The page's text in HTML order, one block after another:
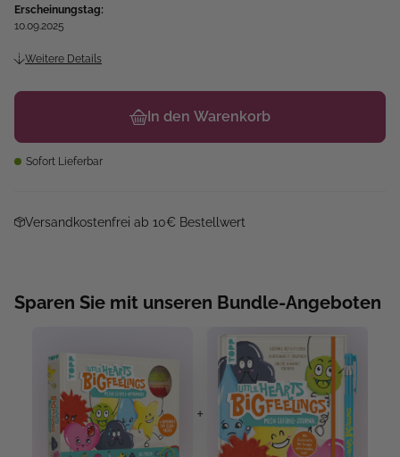
Erscheinungstag:
10.09.2025
Weitere Details
In den Warenkorb
Sofort Lieferbar
Versandkostenfrei ab 10€ Bestellwert
Sparen Sie mit unseren Bundle-Angeboten
+